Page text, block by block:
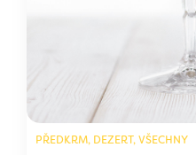
PŘEDKRM, DEZERT, VŠECHNY